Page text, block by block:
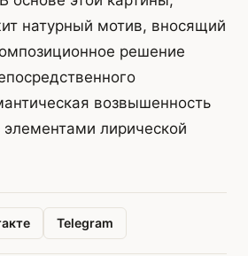
натурный мотив, вносящий
решение
возвышенность
элементами лирической
Telegram